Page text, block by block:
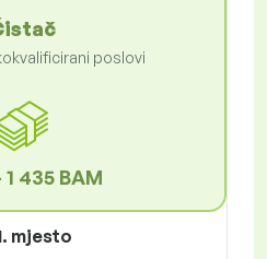
poslovi
1 435 BAM
mjesto